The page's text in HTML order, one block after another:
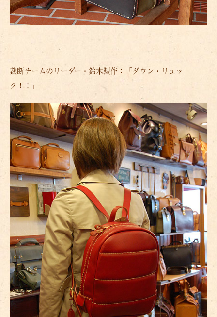
裁断チームのリーダー・鈴木製作：「ダウン・リュッ
ク！！」